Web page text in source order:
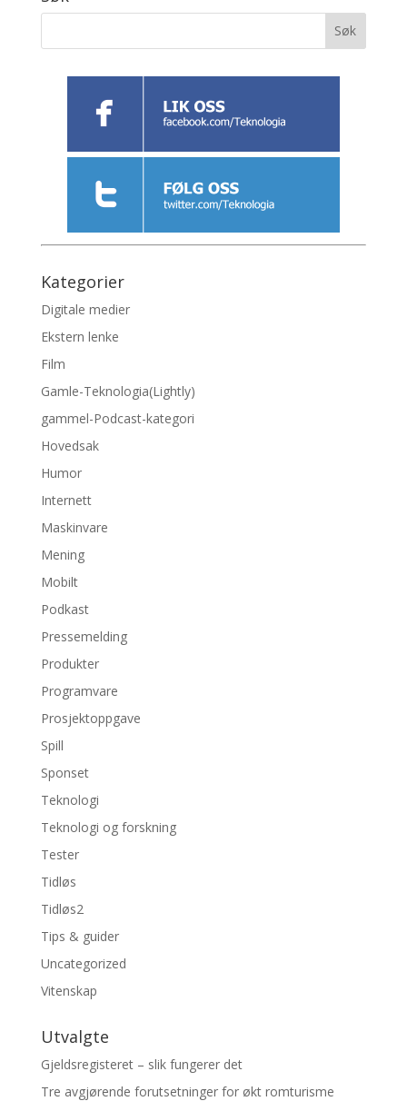
Kategorier
Digitale medier
Ekstern lenke
Film
Gamle-Teknologia(Lightly)
gammel-Podcast-kategori
Hovedsak
Humor
Internett
Maskinvare
Mening
Mobilt
Podkast
Pressemelding
Produkter
Programvare
Prosjektoppgave
Spill
Sponset
Teknologi
Teknologi og forskning
Tester
Tidløs
Tidløs2
Tips & guider
Uncategorized
Vitenskap
Utvalgte
Gjeldsregisteret – slik fungerer det
Tre avgjørende forutsetninger for økt romturisme